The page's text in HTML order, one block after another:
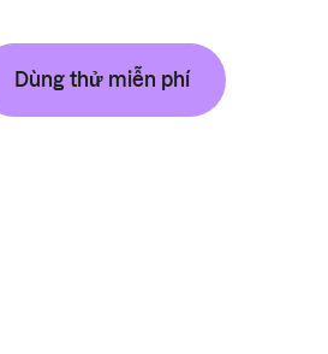
Dùng thử miễn phí